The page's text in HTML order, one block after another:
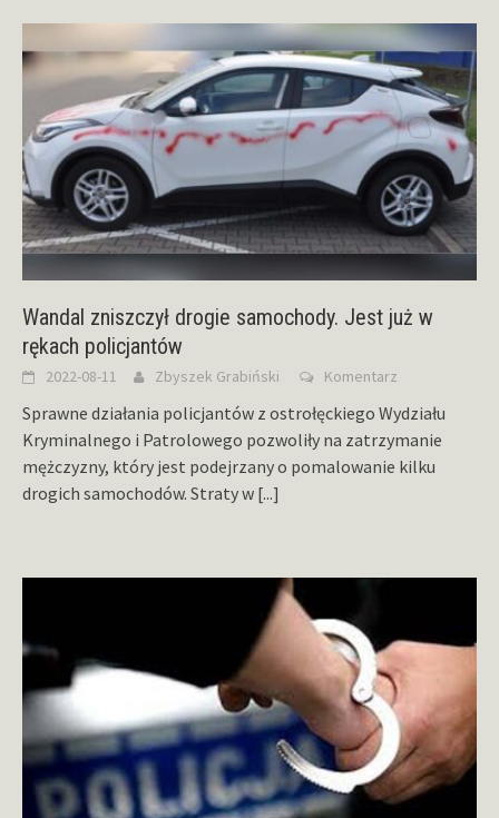
Wandal zniszczył drogie samochody. Jest już w
rękach policjantów
2022-08-11 Zbyszek Grabiński Komentarz
Sprawne działania policjantów z ostrołęckiego Wydziału
Kryminalnego i Patrolowego pozwoliły na zatrzymanie
mężczyzny, który jest podejrzany o pomalowanie kilku
drogich samochodów. Straty w [...]